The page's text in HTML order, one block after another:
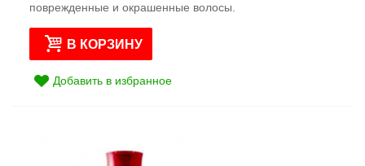
поврежденные и окрашенные волосы.
В КОРЗИНУ
Добавить в избранное